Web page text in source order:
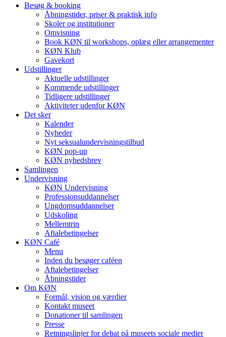
Besøg & booking
Åbningstider, priser & praktisk info
Skoler og institutioner
Omvisning
Book KØN til workshops, oplæg eller arrangementer
KØN Klub
Gavekort
Udstillinger
Aktuelle udstillinger
Kommende udstillinger
Tidligere udstillinger
Aktiviteter udenfor KØN
Det sker
Kalender
Nyheder
Nyt seksualundervisningstilbud
KØN pop-up
KØN nyhedsbrev
Samlingen
Undervisning
KØN Undervisning
Professionsuddannelser
Ungdomsuddannelser
Udskoling
Mellemtrin
Aftalebetingelser
KØN Café
Menu
Inden du besøger caféen
Aftalebetingelser
Åbningstider
Om KØN
Formål, vision og værdier
Kontakt museet
Donationer til samlingen
Presse
Retningslinjer for debat på museets sociale medier